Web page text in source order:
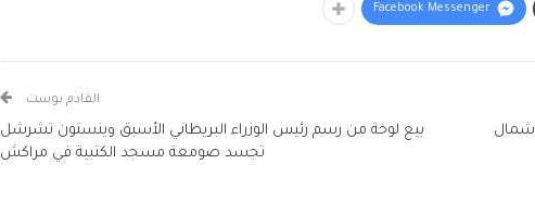
Facebook Messenger
شمال
القادم بوست
بيع لوحة من رسم رئيس الوزراء البريطاني الأسبق وينستون تشرشل
تجسد صومعة مسجد الكتبية في مراكش